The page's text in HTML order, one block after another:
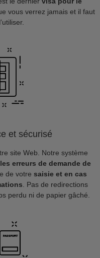
vous verrez jamais et il faut
et sécurisé
site Web. Notre système
erreurs de demande de
de votre saisie et en cas
. Pas de redirections
perdu ni de papier gâché.